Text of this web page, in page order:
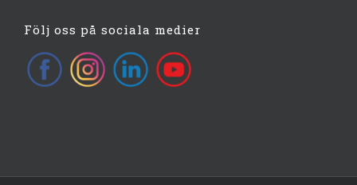
Följ oss på sociala medier